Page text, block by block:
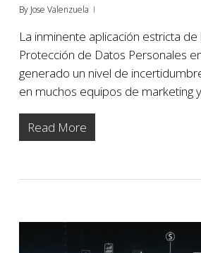
By Jose Valenzuela
La inminente aplicación estricta
Protección de Datos Personales
generado un nivel de
en muchos equipos de marketing
Read More